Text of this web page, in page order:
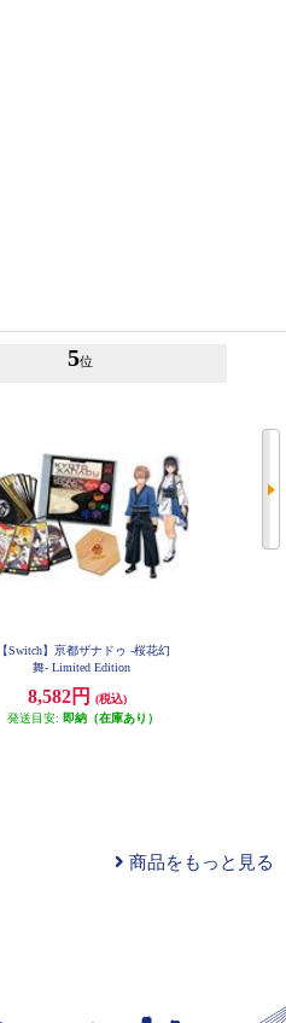
5位
【Switch】亰都ザナドゥ -桜花幻
舞- Limited Edition
8,582円
(税込)
発送目安: 即納（在庫あり）
商品をもっと見る